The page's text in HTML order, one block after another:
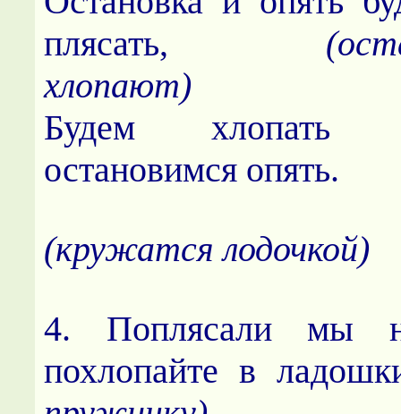
плясать,
хлопают)
Будем хлопать
остановимся опять.
(кружатся лодочкой)
4. Поплясали мы
похлопайте в